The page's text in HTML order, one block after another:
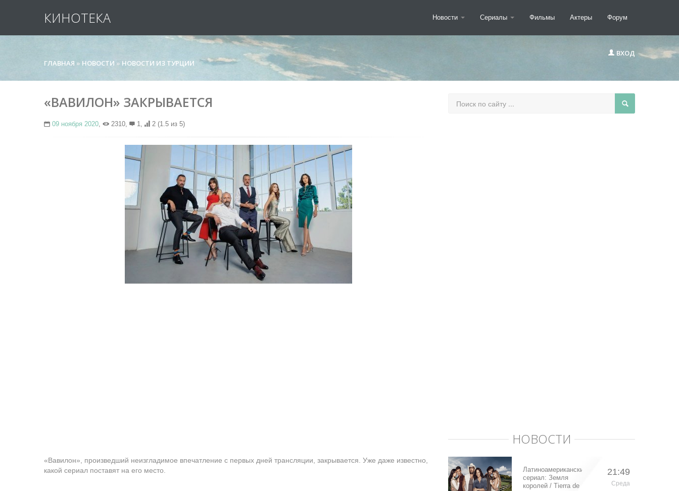
КИНОТЕКА Новости Сериалы Фильмы Актеры Форум
ВХОД
ГЛАВНАЯ » НОВОСТИ » НОВОСТИ ИЗ ТУРЦИИ
«ВАВИЛОН» ЗАКРЫВАЕТСЯ
09 ноября 2020, 2310, 1, 2 (1.5 из 5)
«Вавилон», произведший неизгладимое впечатление с первых дней трансляции, закрывается. Уже даже известно,
какой сериал поставят на его место.
НОВОСТИ
Латиноамериканский
сериал: Земля
королей / Tierra de
21:49
Среда